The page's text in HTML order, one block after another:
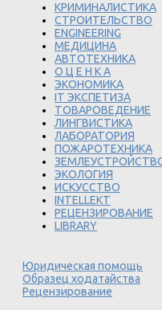
КРИМИНАЛИСТИКА
СТРОИТЕЛЬСТВО
ENGINEERING
МЕДИЦИНА
АВТОТЕХНИКА
О Ц Е Н К А
ЭКОНОМИКА
IT ЭКСПЕТИЗА
ТОВАРОВЕДЕНИЕ
ЛИНГВИСТИКА
ЛАБОРАТОРИЯ
ПОЖАРОТЕХНИКА
ЭКОЛОГИЯ
ИСКУССТВО
INTELLEKT
РЕЦЕНЗИРОВАНИЕ
LIBRARY
Юридическая помощь
Образец ходатайства
Рецензирование